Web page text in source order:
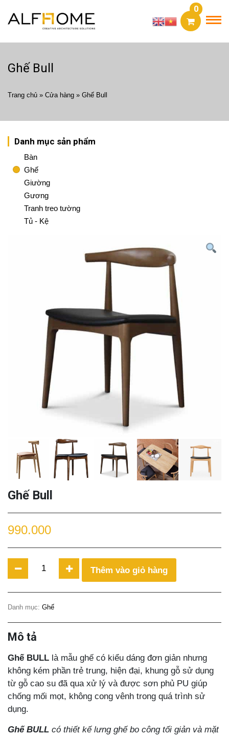
0
Ghế Bull
Trang chủ » Cửa hàng » Ghế Bull
Danh mục sản phẩm
Bàn
Ghế
Giường
Gương
Tranh treo tường
Tủ - Kệ
Ghế Bull
990.000
Bull
quantity
Thêm vào giỏ hàng
Danh mục: Ghế
Mô tả
Ghế BULL là mẫu ghế có kiểu dáng đơn giản nhưng
không kém phần trẻ trung, hiện đại, khung gỗ sử dụng
từ gỗ cao su đã qua xử lý và được sơn phủ PU giúp
chống mối mọt, không cong vênh trong quá trình sử
dụng.
Ghế BULL có thiết kế lưng ghế bo công tối giản và mặt